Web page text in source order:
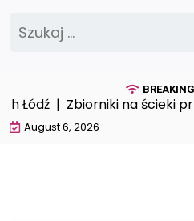
|Zbiorniki na ścieki
August 6, 2026